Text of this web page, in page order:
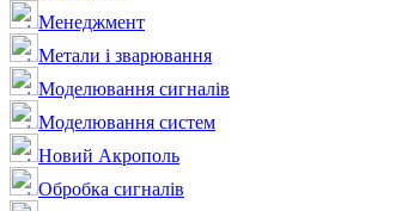
Менеджмент
Метали і зварювання
Моделювання сигналів
Моделювання систем
Новий Акрополь
Обробка сигналів